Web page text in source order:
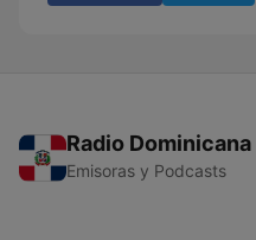
Radio Dominicana
Emisoras y Podcasts